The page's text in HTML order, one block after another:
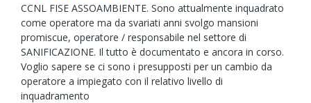
CCNL FISE ASSOAMBIENTE. Sono attualmente inquadrato
come operatore ma da svariati anni svolgo mansioni
promiscue, operatore / responsabile nel settore di
SANIFICAZIONE. Il tutto è documentato e ancora in corso.
Voglio sapere se ci sono i presupposti per un cambio da
operatore a impiegato con il relativo livello di
inquadramento